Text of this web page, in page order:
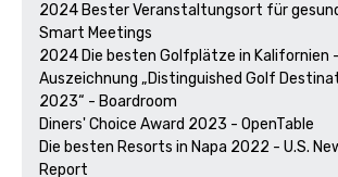
2024 Bester Veranstaltungsort für
Smart Meetings
2024 Die besten Golfplätze in Kalifornien
Auszeichnung „Distinguished Golf
2023“ - Boardroom
Diners' Choice Award 2023 - OpenTable
Die besten Resorts in Napa 2022 - U.S.
Report